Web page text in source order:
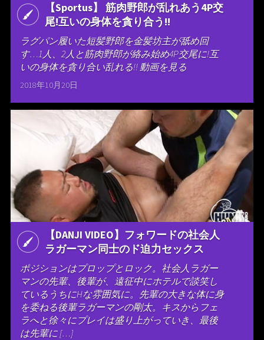
【Sportus】 筋肉野郎が乱れあう4P交
尾!互いの身体を貪り合う!!
ラグパン履いた短髪野郎を金髪坊主が舐め回
す…1人、2人と筋肉野郎が絡み始め4P交尾に!互
いの身体を貪り合い乱れる!! 動画を見る
2018年10月20日
【DANJI VIDEO】フォワードの社会人
ラガーマン同士のド迫力セックス
ポジションはプロップとロック。社会人ラガー
マンの先輩、後輩が、遠征中にホテルで談笑し
ているうちにHな雰囲気に。先輩の大きな体に身
を委ねる後輩ラガーマンの剛太。キスからフェ
ラへと徐々にプレイは盛り上がっていき、最後
は先輩に […]